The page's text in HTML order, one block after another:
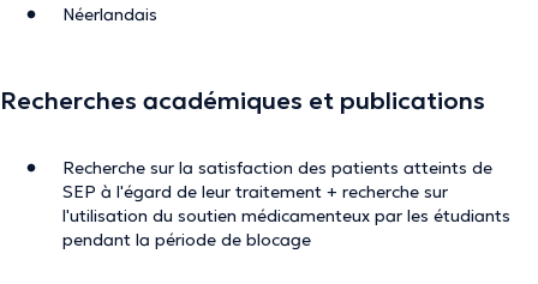
Néerlandais
Recherches académiques et publications
Recherche sur la satisfaction des patients atteints de
SEP à l'égard de leur traitement + recherche sur
l'utilisation du soutien médicamenteux par les étudiants
pendant la période de blocage